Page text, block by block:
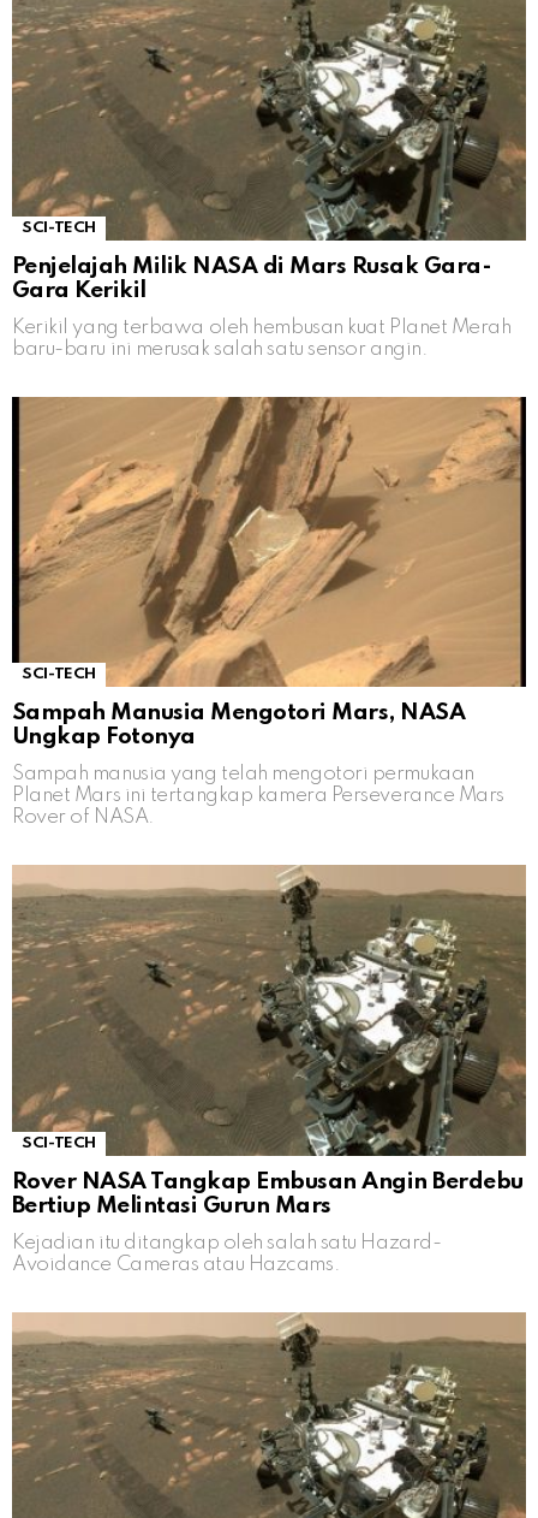
SCI-TECH
Penjelajah Milik NASA di Mars Rusak Gara-
Gara Kerikil
Kerikil yang terbawa oleh hembusan kuat Planet Merah
baru-baru ini merusak salah satu sensor angin.
SCI-TECH
Sampah Manusia Mengotori Mars, NASA
Ungkap Fotonya
Sampah manusia yang telah mengotori permukaan
Planet Mars ini tertangkap kamera Perseverance Mars
Rover of NASA.
SCI-TECH
Rover NASA Tangkap Embusan Angin Berdebu
Bertiup Melintasi Gurun Mars
Kejadian itu ditangkap oleh salah satu Hazard-
Avoidance Cameras atau Hazcams.